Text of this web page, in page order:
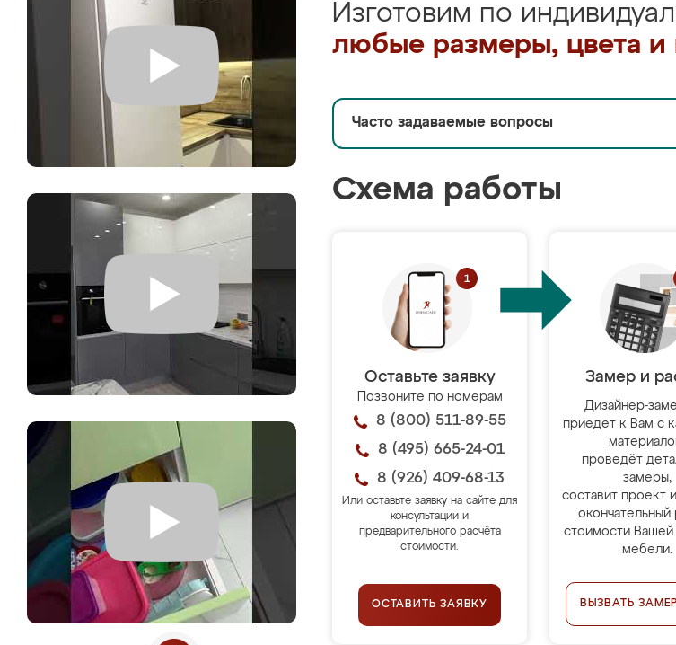
Изготовим по
любые размеры, цвета и
Часто задаваемые вопросы
Схема работы
Оставьте заявку
Позвоните по номерам
8 (800) 511-89-55
8 (495) 665-24-01
8 (926) 409-68-13
Или оставьте заявку на сайте для
консультации и
предварительного расчёта
стоимости.
ОСТАВИТЬ ЗАЯВКУ
Замер и
Дизайнер-
приедет к Вам с
проведёт
замеры,
составит проект
окончательный
стоимости
мебели.
ВЫЗВАТЬ